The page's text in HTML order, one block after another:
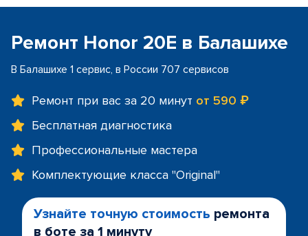
Ремонт Honor 20E в Балашихе
В Балашихе 1 сервис, в России 707 сервисов
Ремонт при вас за 20 минут от 590 ₽
Бесплатная диагностика
Профессиональные мастера
Комплектующие класса "Original"
Узнайте точную стоимость ремонта
в боте за 1 минуту